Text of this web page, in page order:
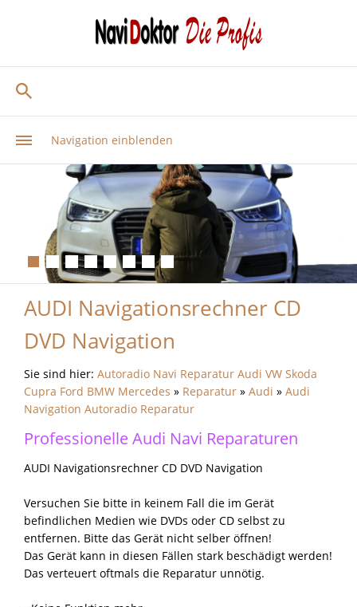
Navigation einblenden
AUDI Navigationsrechner CD
DVD Navigation
Sie sind hier: Autoradio Navi Reparatur Audi VW Skoda
Cupra Ford BMW Mercedes » Reparatur » Audi » Audi
Navigation Autoradio Reparatur
Professionelle Audi Navi Reparaturen
AUDI Navigationsrechner CD DVD Navigation
Versuchen Sie bitte in keinem Fall die im Gerät
befindlichen Medien wie DVDs oder CD selbst zu
entfernen. Bitte das Gerät nicht selber öffnen!
Das Gerät kann in diesen Fällen stark beschädigt werden!
Das verteuert oftmals die Reparatur unnötig.